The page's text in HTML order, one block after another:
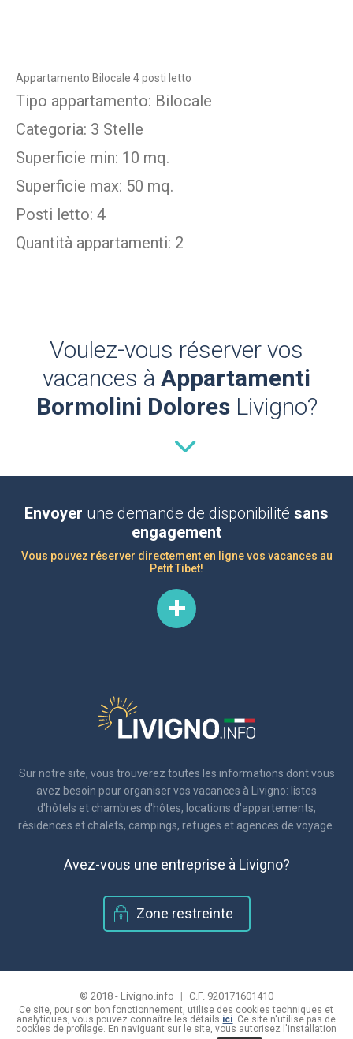
Appartamento Bilocale 4 posti letto
Tipo appartamento: Bilocale
Categoria: 3 Stelle
Superficie min: 10 mq.
Superficie max: 50 mq.
Posti letto: 4
Quantità appartamenti: 2
Voulez-vous réserver vos
vacances à Appartamenti
Bormolini DoloresLivigno?
Envoyer une demande de disponibilité sans
engagement
Vous pouvez réserver directement en ligne vos vacances au
Petit Tibet!
Sur notre site, vous trouverez toutes les informations dont vous
avez besoin pour organiser vos vacances à Livigno: listes
d'hôtels et chambres d'hôtes, locations d'appartements,
résidences et chalets, campings, refuges et agences de voyage.
Avez-vous une entreprise à Livigno?
Zone restreinte
© 2018 - Livigno.info |
C.F. 920171601410
|
Politique de confidentialité et de l'utilisation des cookies
|
Site créé par
Ce site, pour son bon fonctionnement, utilise des cookies techniques et
analytiques, vous pouvez connaître les détails ici. Ce site n'utilise pas de
cookies de profilage. En naviguant sur le site, vous autorisez l'installation